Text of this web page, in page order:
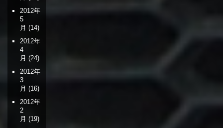
2012年
5
月 (14)
2012年
4
月 (24)
2012年
3
月 (16)
2012年
2
月 (19)